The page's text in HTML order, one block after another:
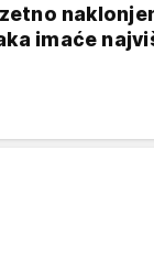
imaće